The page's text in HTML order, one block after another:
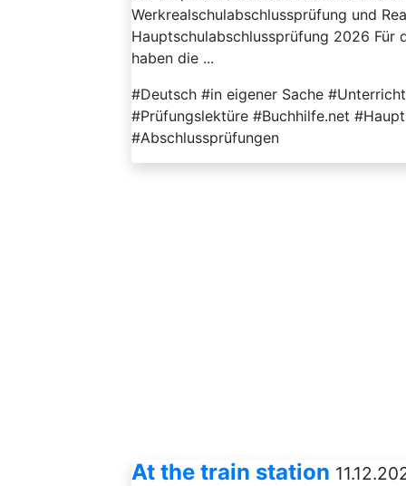
Werkrealschulabschlussprüfung und
Hauptschulabschlussprüfung 2026
haben die ...
#Deutsch #in eigener Sache
#Prüfungslektüre #Buchhilfe.net
#Abschlussprüfungen
At the train station